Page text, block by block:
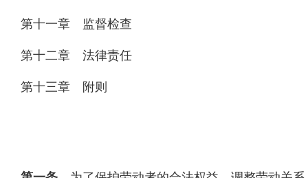
第十一章 监督检查
第十二章 法律责任
第十三章 附则